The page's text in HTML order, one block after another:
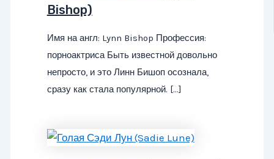
Bishop)
Имя на англ: Lynn Bishop Профессия:
порноактриса Быть известной довольно
непросто, и это Линн Бишоп осознала,
сразу как стала популярной. […]